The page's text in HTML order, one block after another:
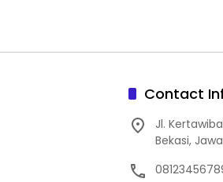
Contact
Jl.
Bekasi,